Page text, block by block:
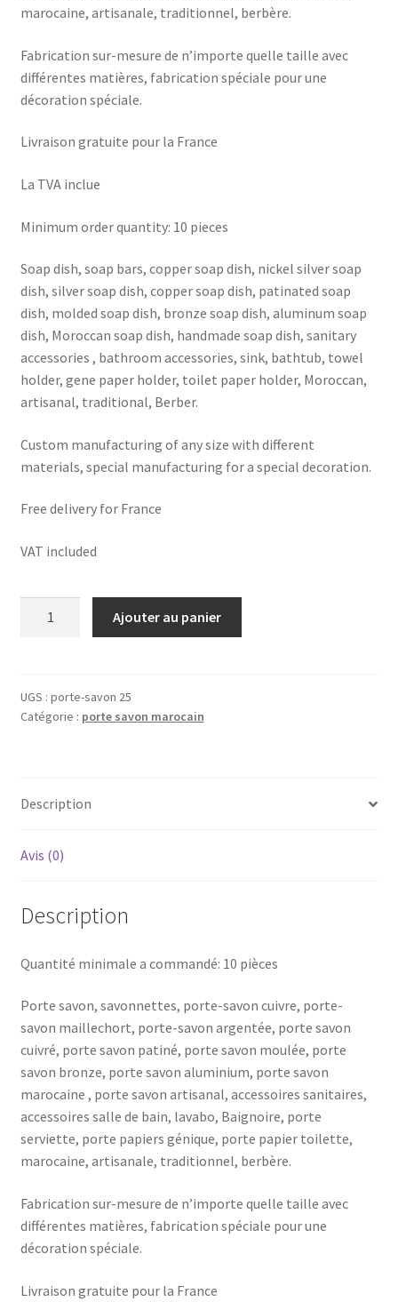
marocaine, artisanale, traditionnel, berbère.
Fabrication sur-mesure de n’importe quelle taille avec
différentes matières, fabrication spéciale pour une
décoration spéciale.
Livraison gratuite pour la France
La TVA inclue
Minimum order quantity: 10 pieces
Soap dish, soap bars, copper soap dish, nickel silver soap
dish, silver soap dish, copper soap dish, patinated soap
dish, molded soap dish, bronze soap dish, aluminum soap
dish, Moroccan soap dish, handmade soap dish, sanitary
accessories , bathroom accessories, sink, bathtub, towel
holder, gene paper holder, toilet paper holder, Moroccan,
artisanal, traditional, Berber.
Custom manufacturing of any size with different
materials, special manufacturing for a special decoration.
Free delivery for France
VAT included
marocain
en
dish
Ajouter au panier
UGS : porte-savon 25
Catégorie : porte savon marocain
Description
Avis (0)
Description
Quantité minimale a commandé: 10 pièces
Porte savon, savonnettes, porte-savon cuivre, porte-
savon maillechort, porte-savon argentée, porte savon
cuivré, porte savon patiné, porte savon moulée, porte
savon bronze, porte savon aluminium, porte savon
marocaine , porte savon artisanal, accessoires sanitaires,
accessoires salle de bain, lavabo, Baignoire, porte
serviette, porte papiers génique, porte papier toilette,
marocaine, artisanale, traditionnel, berbère.
Fabrication sur-mesure de n’importe quelle taille avec
différentes matières, fabrication spéciale pour une
décoration spéciale.
Livraison gratuite pour la France